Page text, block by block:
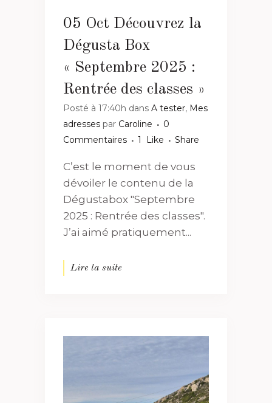
05 Oct Découvrez la
Dégusta Box
« Septembre 2025 :
Rentrée des classes »
Posté à 17:40h dans A tester, Mes
adresses par Caroline
0
Commentaires
1 Like Share
C’est le moment de vous
dévoiler le contenu de la
Dégustabox "Septembre
2025 : Rentrée des classes".
J’ai aimé pratiquement...
Lire la suite